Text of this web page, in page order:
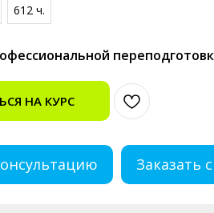
612 ч.
НА КУРС
Заказать